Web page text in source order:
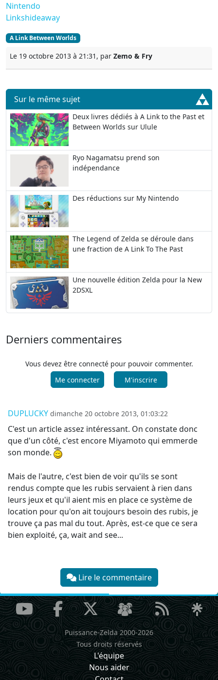
Nintendo
Linkshideaway
A Link Between Worlds
Le 19 octobre 2013 à 21:31, par Zemo & Fry
Sur le même sujet
Deux livres dédiés à A Link to the Past et
Between Worlds sur Ulule
Ryo Nagamatsu prend son
indépendance
Des réductions sur My Nintendo
The Legend of Zelda se déroule dans
une fraction de A Link To The Past
Une nouvelle édition Zelda pour la New
2DSXL
Derniers commentaires
Vous devez être connecté pour pouvoir commenter.
Me connecter
M'inscrire
DUPLUCKY dimanche 20 octobre 2013, 01:03:22
C'est un article assez intéressant. On constate donc
que d'un côté, c'est encore Miyamoto qui emmerde
son monde.
Mais de l'autre, c'est bien de voir qu'ils se sont
rendus compte que les rubis servaient à rien dans
leurs jeux et qu'il aient mis en place ce système de
location pour qu'on ait toujours besoin des rubis, je
trouve ça pas mal du tout. Après, est-ce que ce sera
bien exploité, ça, wait and see...
Lire le commentaire
Puissance-Zelda 2000-2026
Tous droits réservés
L'équipe
Nous aider